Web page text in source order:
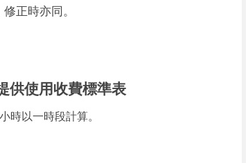
正時亦同。
供使用收費標準表
時以一時段計算。